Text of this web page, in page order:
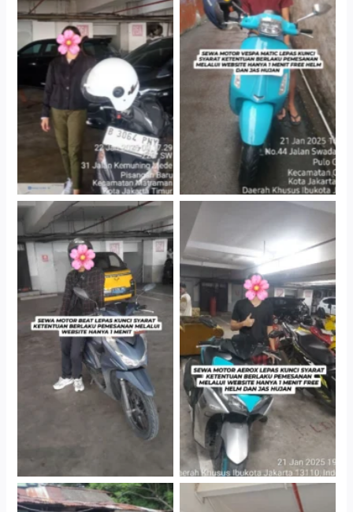
Cityplaza Jatinegara
Gedung Parkir P6A
Antar Jemput Kendaraan
Cityplaza Jatinegara
Gedung Parkir P6A
Cityplaza Jatinegara
Gedung Parkir P6A